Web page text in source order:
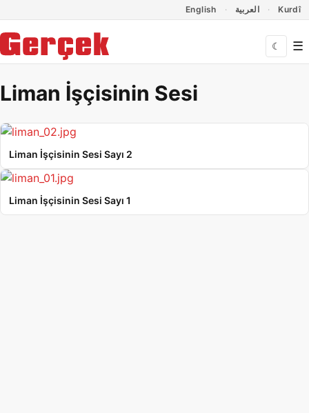
English العربية Kurdî
☾ ☰
Liman İşçisinin Sesi
Liman İşçisinin Sesi Sayı 2
Liman İşçisinin Sesi Sayı 1